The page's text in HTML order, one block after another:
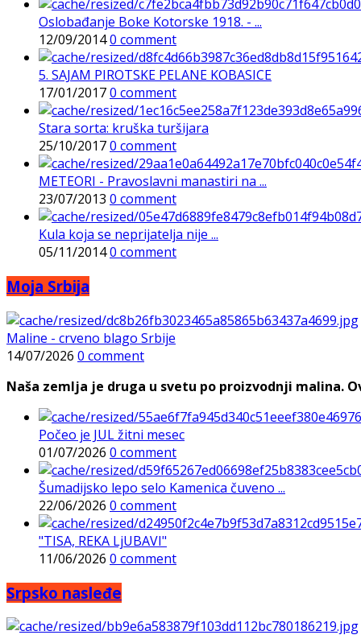
Oslobađanje Boke Kotorske 1918. - ...
12/09/20140 comment
5. SAJAM PIROTSKE PELANE KOBASICE
17/01/20170 comment
Stara sorta: kruška turšijara
25/10/20170 comment
METEORI - Pravoslavni manastiri na ...
23/07/2013 0 comment
Kula koja se neprijatelja nije ...
05/11/20140 comment
Moja Srbija
Maline - crveno blago Srbije
14/07/2026 0 comment
Naša zemlja je druga u svetu po proizvodnji malina.
Počeo je JUL žitni mesec
01/07/2026 0 comment
Šumadijsko lepo selo Kamenica čuveno ...
22/06/2026 0 comment
"TISA, REKA LjUBAVI"
11/06/2026 0 comment
Srpsko nasleđe